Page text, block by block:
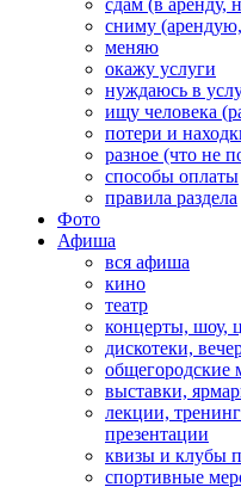
сдам (в аренду,
сниму
меняю
окажу услуги
нуждаюсь в
ищу человека
потери и
разное (что не
способы оплаты
правила раздела
Фото
Афиша
вся афиша
кино
театр
концерты, шоу,
дискотеки,
общегородские
выставки,
лекции,
презентации
квизы и клубы
спортивные